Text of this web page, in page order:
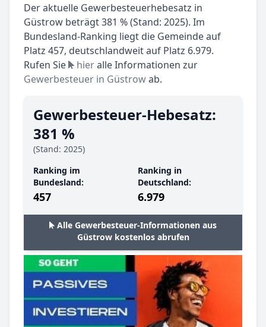
Der aktuelle Gewerbesteuerhebesatz in
Güstrow beträgt 381 % (Stand: 2025). Im
Bundesland-Ranking liegt die Gemeinde auf
Platz 457, deutschlandweit auf Platz 6.979.
Rufen Sie
hieralle Informationen zur
Gewerbesteuer in Güstrowab.
Gewerbesteuer-Hebesatz:
381 %
(Stand: 2025)
Ranking im
Bundesland:
457
Ranking in
Deutschland:
6.979
Alle Gewerbesteuer-Informationen aus
Güstrow kostenlos abrufen